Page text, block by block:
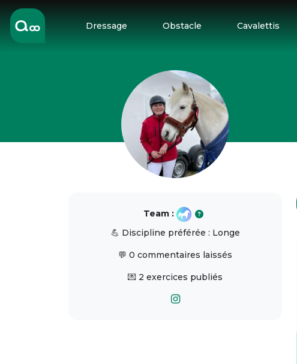
Dressage Obstacle Cavalettis
Team :
💪 Discipline préférée : Longe
💬 0 commentaires laissés
💌 2 exercices publiés